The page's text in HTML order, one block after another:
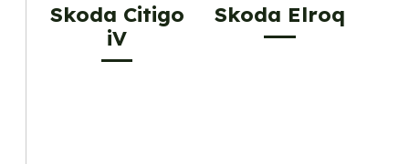
Skoda Citigo
iV
Skoda Elroq